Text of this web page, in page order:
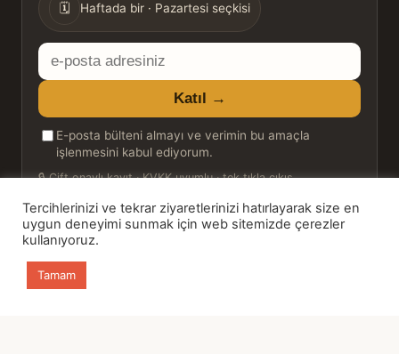
🗓 Haftada bir · Pazartesi seçkisi
E-
posta
adresiniz
Katıl →
E-posta bülteni almayı ve verimin bu amaçla
işlenmesini kabul ediyorum.
🔒Çift onaylı kayıt · KVKK uyumlu · tek tıkla çıkış
© 2026 Bookinton — Türkiye’nin Kitap Platformu
HT Book Review — webmaster: Hakan Turgay
Tercihlerinizi ve tekrar ziyaretlerinizi hatırlayarak size en
uygun deneyimi sunmak için web sitemizde çerezler
kullanıyoruz.
Tamam